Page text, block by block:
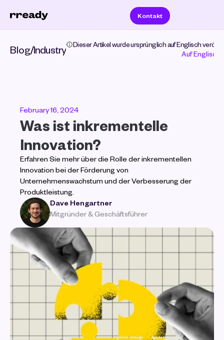
Kontakt
Blog/Industry
Dieser Artikel wurde ursprünglich auf Englisch
Auf Englisch
February 16, 2024
Was ist inkrementelle
Innovation?
Erfahren Sie mehr über die Rolle der inkrementellen
Innovation bei der Förderung von
Unternehmenswachstum und der Verbesserung der
Produktleistung.
Dave Hengartner
Mitgründer & Geschäftsführer